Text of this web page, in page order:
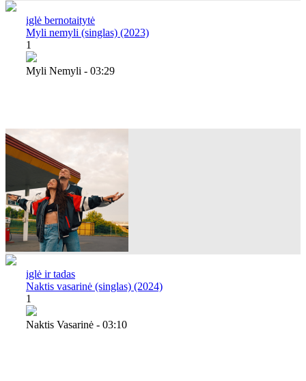
iglė bernotaitytė
Myli nemyli (singlas) (2023)
1
Myli Nemyli - 03:29
iglė ir tadas
Naktis vasarinė (singlas) (2024)
1
Naktis Vasarinė - 03:10